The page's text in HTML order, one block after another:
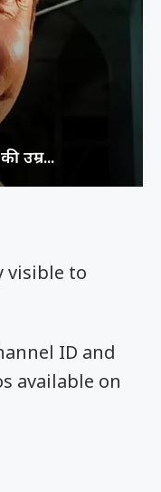
visible to
ID and
available on
उम्र...